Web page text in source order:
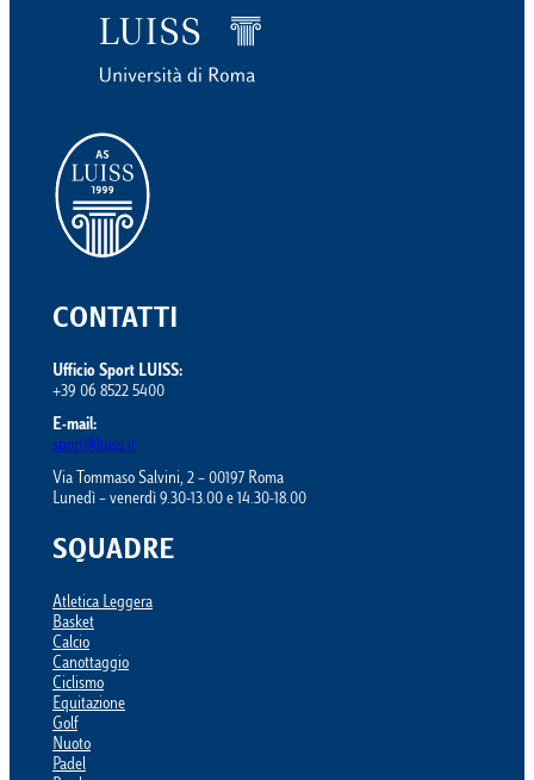
CONTATTI
Ufficio Sport LUISS:
+39 06 8522 5400
E-mail:
sport@luiss.it
Via Tommaso Salvini, 2 – 00197 Roma
Lunedì – venerdì 9.30-13.00 e 14.30-18.00
SQUADRE
Atletica Leggera
Basket
Calcio
Canottaggio
Ciclismo
Equitazione
Golf
Nuoto
Padel